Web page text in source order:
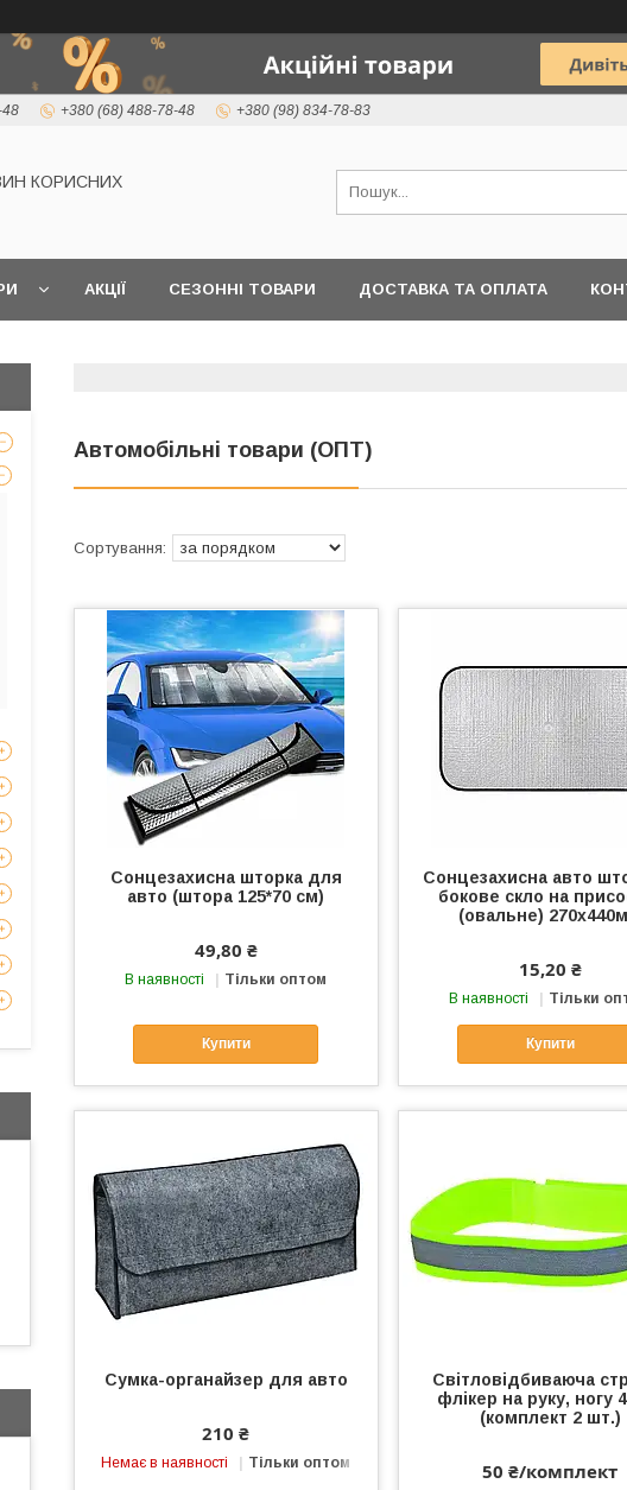
48 +380 (68) 488-78-48 +380 (98) 834-78-83
КОРИСНИХ
АКЦІЇ СЕЗОННІ ТОВАРИ ДОСТАВКА ТА ОПЛАТА
Автомобільні товари (ОПТ)
Сонцезахисна шторка для
авто (штора 125*70 см)
49,80 ₴
В наявності Тільки оптом
Купити
Сонцезахисна авто
бокове скло на
(овальне)
15,20 ₴
В наявності Тільки
Купити
Сумка-органайзер для авто
210 ₴
Немає в наявності Тільки оптом
Світловідбиваюча
флікер на руку, ногу
(комплект 2 шт.)
50 ₴/комплект